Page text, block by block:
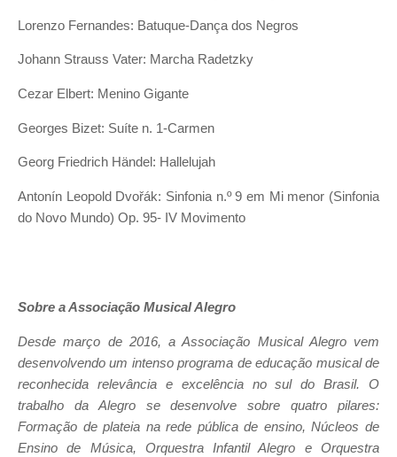
Lorenzo Fernandes: Batuque-Dança dos Negros
Johann Strauss Vater: Marcha Radetzky
Cezar Elbert: Menino Gigante
Georges Bizet: Suíte n. 1-Carmen
Georg Friedrich Händel: Hallelujah
Antonín Leopold Dvořák: Sinfonia n.º 9 em Mi menor (Sinfonia
do Novo Mundo) Op. 95- IV Movimento
Sobre a Associação Musical Alegro
Desde março de 2016, a Associação Musical Alegro vem
desenvolvendo um intenso programa de educação musical de
reconhecida relevância e excelência no sul do Brasil. O
trabalho da Alegro se desenvolve sobre quatro pilares:
Formação de plateia na rede pública de ensino, Núcleos de
Ensino de Música, Orquestra Infantil Alegro e Orquestra